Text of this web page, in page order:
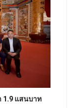
1.9 แสนบาท